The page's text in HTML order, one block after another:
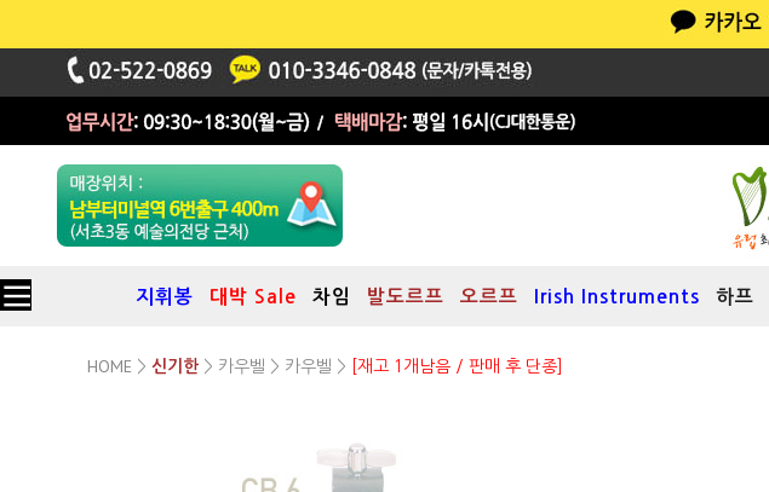
지휘봉 대박 Sale 차임 발도르프 오르프 Irish Instruments 하프
HOME > 신기한 > 카우벨 > 카우벨 > [재고 1개남음 / 판매 후 단종]